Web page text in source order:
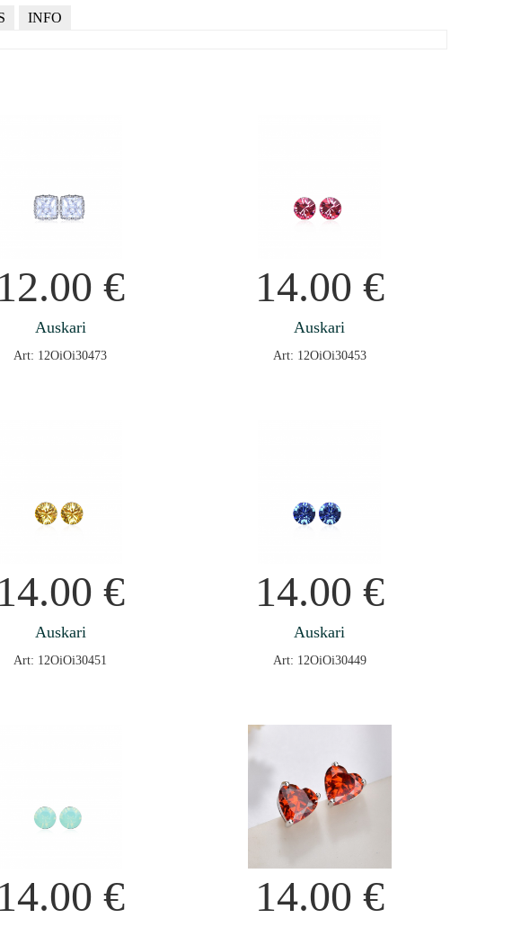
INFO
12.00€
Auskari
Art: 12OiOi30473
14.00 €
Auskari
Art: 12OiOi30453
14.00€
Auskari
Art: 12OiOi30451
14.00 €
Auskari
Art: 12OiOi30449
14.00€ 14.00 €